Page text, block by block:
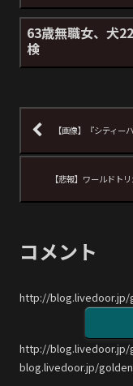
63歳無職女、犬
検
【画像】『シティ
【悲報】ワールドト
コメント
http://blog.livedoor.jp/
http://blog.livedoor.jp/
blog.livedoor.jp/